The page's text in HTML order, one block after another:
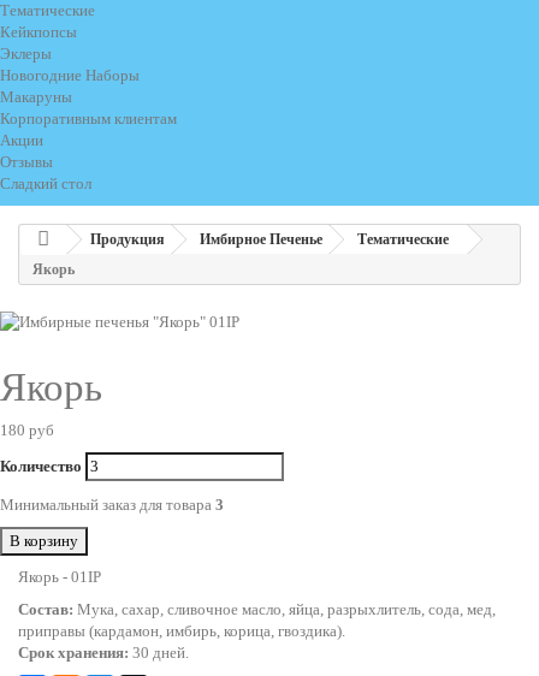
Тематические
Кейкпопсы
Эклеры
Новогодние Наборы
Макаруны
Корпоративным клиентам
Акции
Отзывы
Сладкий стол
Продукция Имбирное Печенье
Тематические
Якорь
Якорь
180 руб
Количество
Минимальный заказ для товара 3
В корзину
Якорь - 01IP
Состав: Мука, сахар, сливочное масло, яйца, разрыхлитель, сода, мед,
приправы (кардамон, имбирь, корица, гвоздика).
Срок хранения: 30 дней.